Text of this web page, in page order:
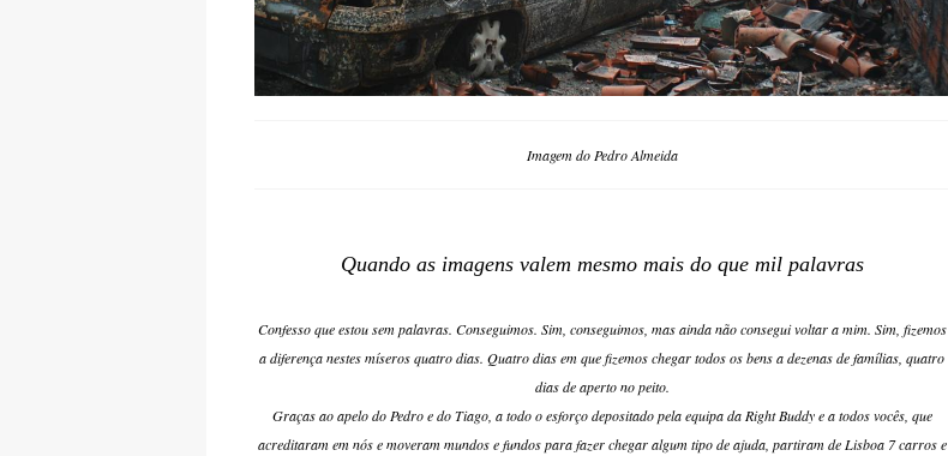
Imagem do Pedro Almeida
Quando as imagens valem mesmo mais do que mil palavras
Confesso que estou sem palavras. Conseguimos. Sim, conseguimos, mas ainda não consegui voltar a mim. Sim, fizemos
a diferença nestes míseros quatro dias. Quatro dias em que fizemos chegar todos os bens a dezenas de famílias, quatro
dias de aperto no peito.
Graças ao apelo do Pedro e do Tiago, a todo o esforço depositado pela equipa da Right Buddy e a todos vocês, que
acreditaram em nós e moveram mundos e fundos para fazer chegar algum tipo de ajuda, partiram de Lisboa 7 carros e